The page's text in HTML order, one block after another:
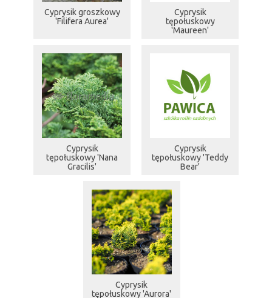
Cyprysik groszkowy
'Filifera Aurea'
Cyprysik
tępołuskowy
'Maureen'
Cyprysik
tępołuskowy 'Nana
Gracilis'
Cyprysik
tępołuskowy 'Teddy
Bear'
Cyprysik
tępołuskowy 'Aurora'